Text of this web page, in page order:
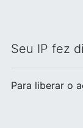
Seu IP fez
Para liberar o